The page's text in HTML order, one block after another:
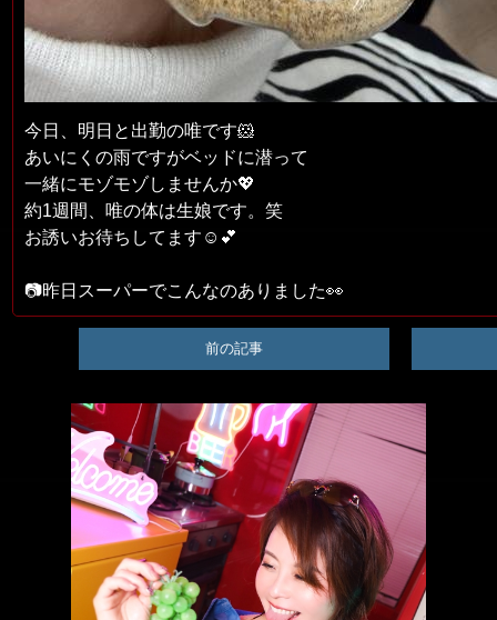
今日、明日と出勤の唯です🐹
あいにくの雨ですがベッドに潜って
一緒にモゾモゾしませんか💖
約1週間、唯の体は生娘です。笑
お誘いお待ちしてます☺︎💕
📷昨日スーパーでこんなのありました👀
前の記事